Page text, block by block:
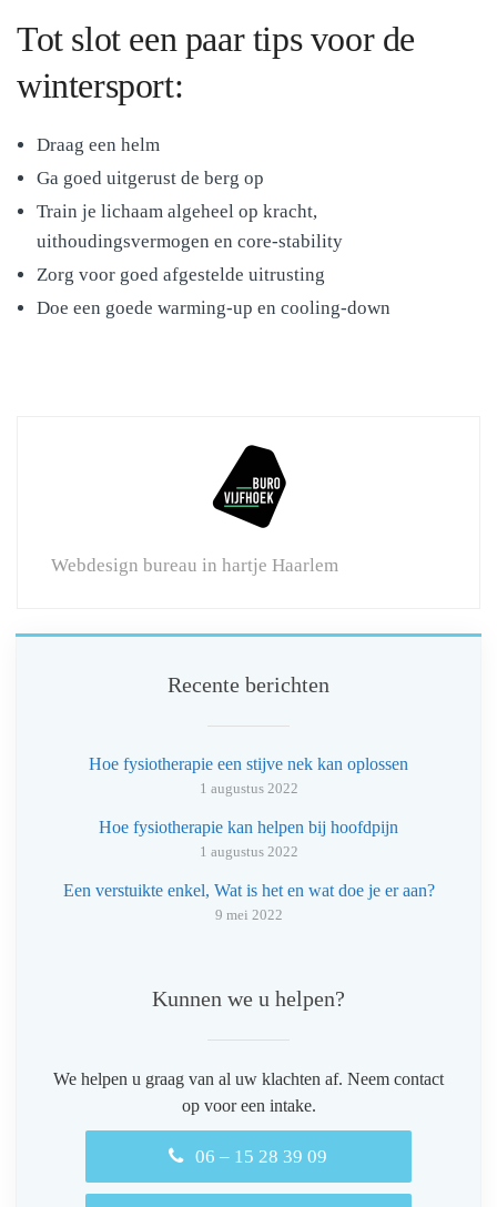
Tot slot een paar tips voor de
wintersport:
Draag een helm
Ga goed uitgerust de berg op
Train je lichaam algeheel op kracht,
uithoudingsvermogen en core-stability
Zorg voor goed afgestelde uitrusting
Doe een goede warming-up en cooling-down
Webdesign bureau in hartje Haarlem
Recente berichten
Hoe fysiotherapie een stijve nek kan oplossen
1 augustus 2022
Hoe fysiotherapie kan helpen bij hoofdpijn
1 augustus 2022
Een verstuikte enkel, Wat is het en wat doe je er aan?
9 mei 2022
Kunnen we u helpen?
We helpen u graag van al uw klachten af. Neem contact
op voor een intake.
06 – 15 28 39 09